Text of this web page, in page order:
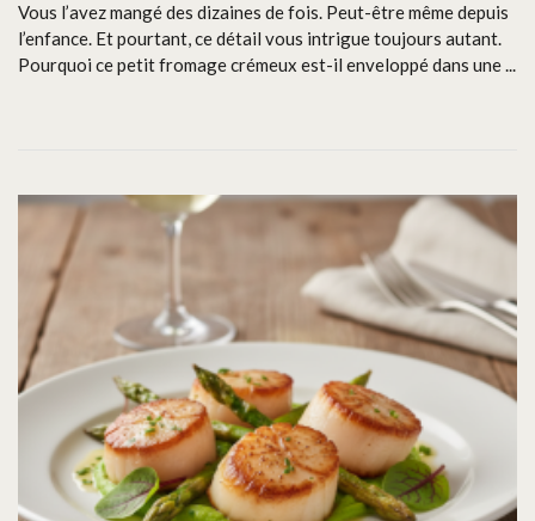
Vous l’avez mangé des dizaines de fois. Peut-être même depuis
l’enfance. Et pourtant, ce détail vous intrigue toujours autant.
Pourquoi ce petit fromage crémeux est-il enveloppé dans une ...